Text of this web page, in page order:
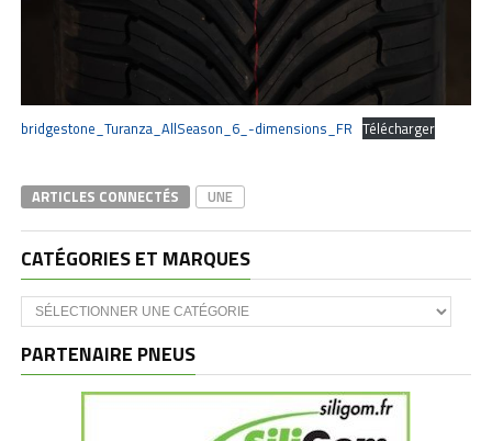
bridgestone_Turanza_AllSeason_6_-dimensions_FR Télécharger
ARTICLES CONNECTÉS UNE
CATÉGORIES ET MARQUES
Catégories
et
PARTENAIRE PNEUS